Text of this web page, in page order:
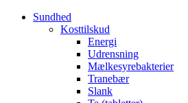
Sundhed
Kosttilskud
Energi
Udrensning
Mælkesyrebakterier
Tranebær
Slank